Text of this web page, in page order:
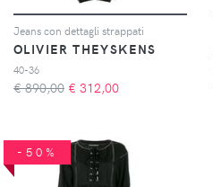
Jeans con dettagli strappati
OLIVIER THEYSKENS
40-36
€ 890,00 € 312,00
-50%